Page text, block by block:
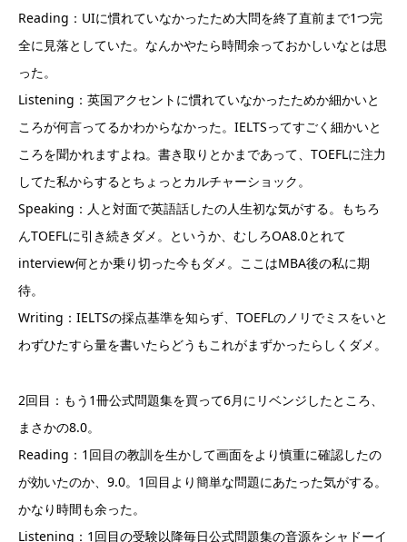
Reading：UIに慣れていなかったため大問を終了直前まで1つ完
全に見落としていた。なんかやたら時間余っておかしいなとは思
った。
Listening：英国アクセントに慣れていなかったためか細かいと
ころが何言ってるかわからなかった。IELTSってすごく細かいと
ころを聞かれますよね。書き取りとかまであって、TOEFLに注力
してた私からするとちょっとカルチャーショック。
Speaking：人と対面で英語話したの人生初な気がする。もちろ
んTOEFLに引き続きダメ。というか、むしろOA8.0とれて
interview何とか乗り切った今もダメ。ここはMBA後の私に期
待。
Writing：IELTSの採点基準を知らず、TOEFLのノリでミスをいと
わずひたすら量を書いたらどうもこれがまずかったらしくダメ。
2回目：もう1冊公式問題集を買って6月にリベンジしたところ、
まさかの8.0。
Reading：1回目の教訓を生かして画面をより慎重に確認したの
が効いたのか、9.0。1回目より簡単な問題にあたった気がする。
かなり時間も余った。
Listening：1回目の受験以降毎日公式問題集の音源をシャドーイ